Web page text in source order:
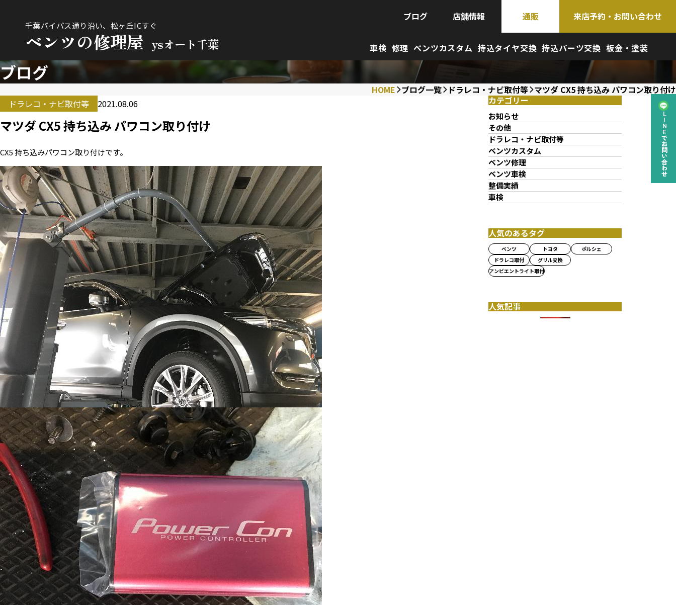
千葉バイパス通り沿い、松ヶ丘ICすぐ
ベンツの修理屋 ysオート千葉
ブログ 店舗情報 通販 来店予約・お問い合わせ
車検 修理 ベンツカスタム 持込タイヤ交換 持込パーツ交換 板金・塗装
LINEでお問い合わせ
ブログ
HOME ブログ一覧 ドラレコ・ナビ取付等 マツダ CX5 持ち込み パワコン取り付け
ドラレコ・ナビ取付等
2021.08.06
マツダ CX5 持ち込み パワコン取り付け
CX5 持ち込みパワコン取り付けです。
カテゴリー
お知らせ
その他
ドラレコ・ナビ取付等
ベンツカスタム
ベンツ修理
ベンツ車検
整備実績
車検
人気のあるタグ
ベンツ トヨタ
ポルシェ
ドラレコ取付
グリル交換
アンビエントライト取付
人気記事